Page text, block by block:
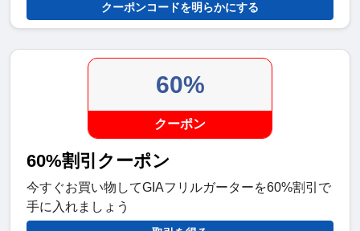
クーポンコードを明らかにする
60%
クーポン
60%割引クーポン
今すぐお買い物してGIAフリルガーターを60%割引で
手に入れましょう